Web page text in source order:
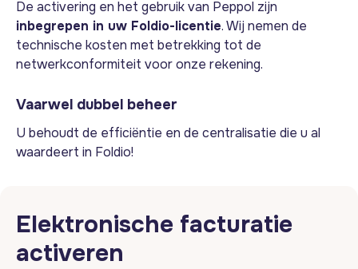
De activering en het gebruik van Peppol zijn
inbegrepen in uw Foldio-licentie. Wij nemen de
technische kosten met betrekking tot de
netwerkconformiteit voor onze rekening.
Vaarwel dubbel beheer
U behoudt de efficiëntie en de centralisatie die u al
waardeert in Foldio!
Elektronische facturatie
activeren